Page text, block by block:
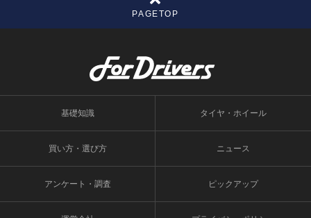
PAGETOP
基礎知識 タイヤ・ホイール
買い方・選び方 ニュース
アンケート・調査 ピックアップ